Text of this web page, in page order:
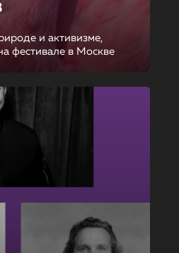
и активизме,
фестивале в Москве